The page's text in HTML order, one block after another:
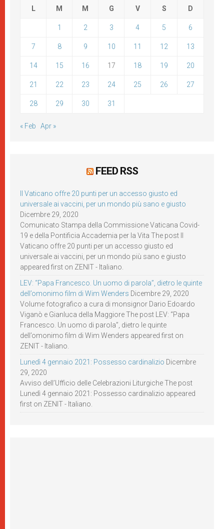
L M M G V S D
1 2 3 4 5 6
7 8 9 10 11 12 13
14 15 16 17 18 19 20
21 22 23 24 25 26 27
28 29 30 31
« Feb Apr »
FEED RSS
Il Vaticano offre 20 punti per un accesso giusto ed
universale ai vaccini, per un mondo più sano e giusto
Dicembre 29, 2020
Comunicato Stampa della Commissione Vaticana Covid-
19 e della Pontificia Accademia per la Vita The post Il
Vaticano offre 20 punti per un accesso giusto ed
universale ai vaccini, per un mondo più sano e giusto
appeared first on ZENIT - Italiano.
LEV: “Papa Francesco. Un uomo di parola”, dietro le quinte
dell’omonimo film di Wim Wenders Dicembre 29, 2020
Volume fotografico a cura di monsignor Dario Edoardo
Viganò e Gianluca della Maggiore The post LEV: “Papa
Francesco. Un uomo di parola”, dietro le quinte
dell’omonimo film di Wim Wenders appeared first on
ZENIT - Italiano.
Lunedì 4 gennaio 2021: Possesso cardinalizio Dicembre
29, 2020
Avviso dell’Ufficio delle Celebrazioni Liturgiche The post
Lunedì 4 gennaio 2021: Possesso cardinalizio appeared
first on ZENIT - Italiano.